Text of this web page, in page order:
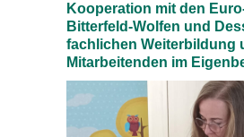
Kooperation mit den
Bitterfeld-Wolfen und
fachlichen Weiterbildung
Mitarbeitenden im